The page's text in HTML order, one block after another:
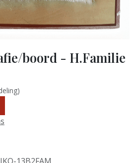
boord - H.Familie